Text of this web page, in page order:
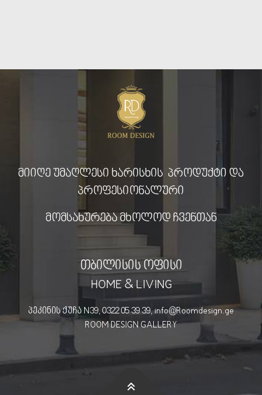
მიიღე უმაღლესი ხარისხის პროდუქტი და
პროფესიონალური
მომსახურება მხოლოდ ჩვენთან
თბილისის ოფისი
HOME & LIVING
პეკინის ქუჩა N39, 0322 05 39 39, info@Roomdesign.ge
ROOM DESIGN GALLERY